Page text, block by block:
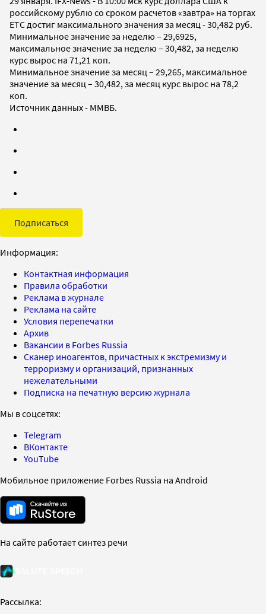
российскому рублю со сроком расчетов «завтра» на торгах
ЕТС достиг максимального значения за месяц - 30,482 руб.
Минимальное значение за неделю – 29,6925,
максимальное значение за неделю – 30,482, за неделю
курс вырос на 71,21 коп.
Минимальное значение за месяц – 29,265, максимальное
значение за месяц – 30,482, за месяц курс вырос на 78,2
коп.
Источник данных - ММВБ.
Подписаться
Информация:
Контактная информация
Правила обработки
Реклама в журнале
Реклама на сайте
Условия перепечатки
Архив
Вакансии в Forbes Russia
Сканер иноагентов, причастных к экстремизму и
терроризму и организаций, признанных
нежелательными
Подписка на печатную версию журнала
Мы в соцсетях:
Telegram
ВКонтакте
YouTube
Мобильное приложение Forbes Russia на Android
На сайте работает синтез речи
Рассылка: